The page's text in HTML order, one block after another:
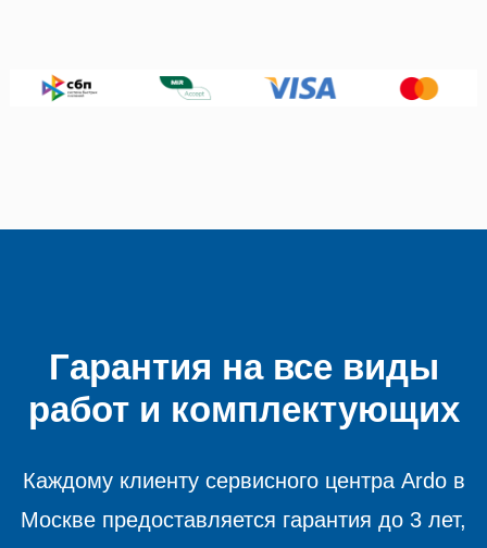
Гарантия на все виды
работ и комплектующих
Каждому клиенту сервисного центра Ardo в
Москве предоставляется гарантия до 3 лет,